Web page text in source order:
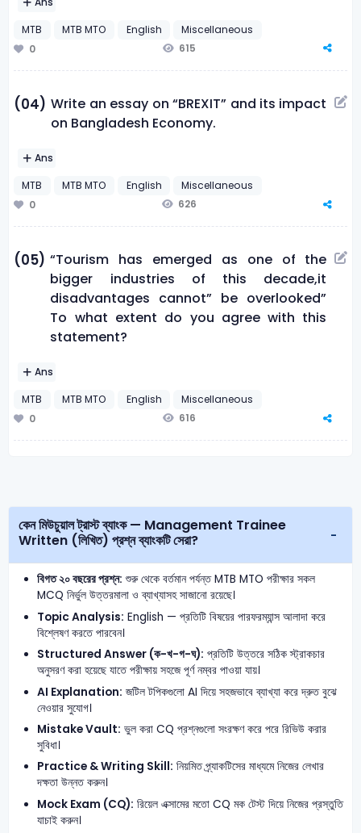
MTB
MTB MTO English
Miscellaneous
0
615
(04) Write an essay on “BREXIT” and its impact
on Bangladesh Economy.
Ans
MTB
MTB MTO English
Miscellaneous
0
626
(05) “Tourism has emerged as one of the
bigger industries of this decade,it
disadvantages cannot” be overlooked”
To what extent do you agree with this
statement?
Ans
MTB
MTB MTO English
Miscellaneous
0
616
কেন মিউচুয়াল ট্রাস্ট ব্যাংক — Management Trainee
Written (লিখিত) প্রশ্ন ব্যাংকটি সেরা?
বিগত ২০ বছরের প্রশ্ন: শুরু থেকে বর্তমান পর্যন্ত MTB MTO পরীক্ষার সকল
MCQ নির্ভুল উত্তরমালা ও ব্যাখ্যাসহ সাজানো রয়েছে।
Topic Analysis: English — প্রতিটি বিষয়ের পারফরম্যান্স আলাদা করে
বিশ্লেষণ করতে পারবেন।
Structured Answer (ক-খ-গ-ঘ): প্রতিটি উত্তরে সঠিক স্ট্রাকচার
অনুসরণ করা হয়েছে যাতে পরীক্ষায় সহজে পূর্ণ নম্বর পাওয়া যায়।
AI Explanation: জটিল টপিকগুলো AI দিয়ে সহজভাবে ব্যাখ্যা করে দ্রুত বুঝে
নেওয়ার সুযোগ।
Mistake Vault: ভুল করা CQ প্রশ্নগুলো সংরক্ষণ করে পরে রিভিউ করার
সুবিধা।
Practice & Writing Skill: নিয়মিত প্র্যাকটিসের মাধ্যমে নিজের লেখার
দক্ষতা উন্নত করুন।
Mock Exam (CQ): রিয়েল এক্সামের মতো CQ মক টেস্ট দিয়ে নিজের প্রস্তুতি
যাচাই করুন।